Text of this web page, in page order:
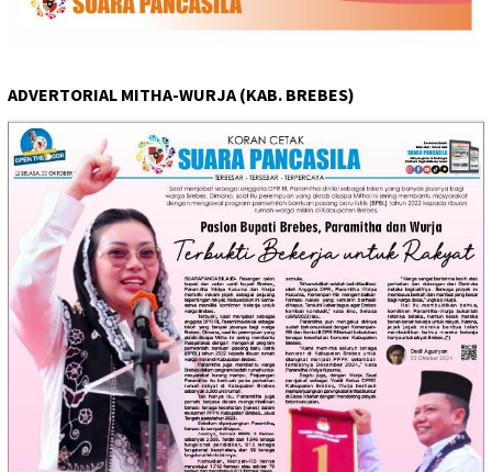
ADVERTORIAL MITHA-WURJA (KAB. BREBES)